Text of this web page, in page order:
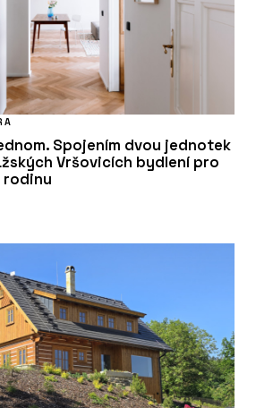
Spojením dvou jednotek
Vršovicích bydlení pro